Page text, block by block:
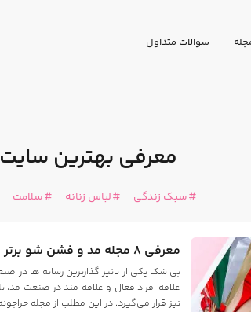
سوالات متداول
معرفی بهترین
سبک زندگی لباس زنانه سلامت
معرفی 8 مجله مد و فشن شو برتر دنیا + عکس و سایت
بی شک یکی از تاثیر گذارترین رسانه ها
علاقه افراد فعال و علاقه مند در صنعت
نیز قرار می‌گیرد. در این مطلب از مجله